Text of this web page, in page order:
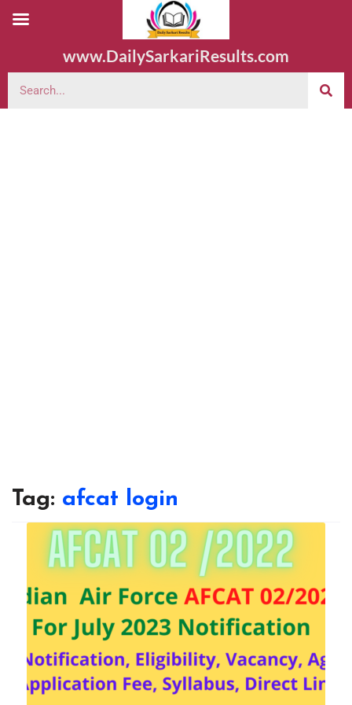
www.DailySarkariResults.com
Tag: afcat login